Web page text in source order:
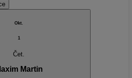
Okt.
1
Čet.
Martin